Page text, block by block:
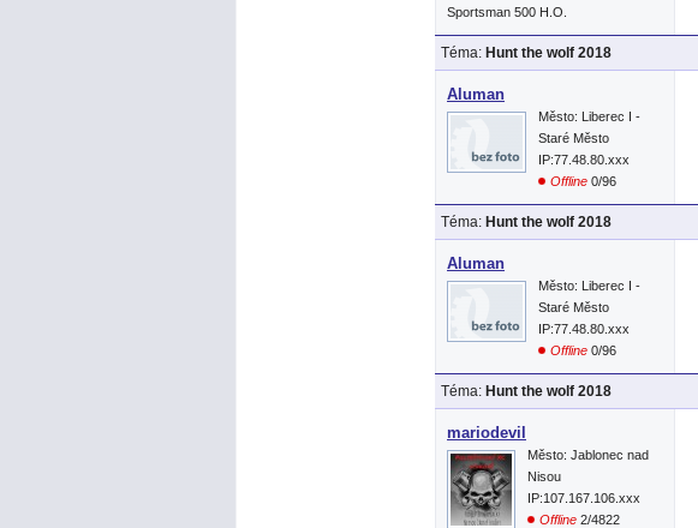
Sportsman 500 H.O.
Téma: Hunt the wolf 2018
Aluman
Město: Liberec I -
Staré Město
IP:77.48.80.xxx
Offline 0/96
Téma: Hunt the wolf 2018
Aluman
Město: Liberec I -
Staré Město
IP:77.48.80.xxx
Offline 0/96
Téma: Hunt the wolf 2018
mariodevil
Město: Jablonec nad
Nisou
IP:107.167.106.xxx
Offline 2/4822